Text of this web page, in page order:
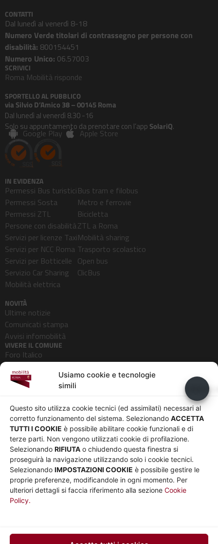
Usiamo cookie e tecnologie
simili
Questo sito utilizza cookie tecnici (ed assimilati) necessari al
corretto funzionamento del sistema. Selezionando ACCETTA
TUTTI I COOKIE è possibile abilitare cookie funzionali e di
terze parti. Non vengono utilizzati cookie di profilazione.
Selezionando RIFIUTA o chiudendo questa finestra si
proseguirà la navigazione utilizzando solo i cookie tecnici.
Selezionando IMPOSTAZIONI COOKIE è possibile gestire le
proprie preferenze, modificandole in ogni momento. Per
ulteriori dettagli si faccia riferimento alla sezione Cookie
Policy.
CONTATTI
Dal lunedì al venerdì 8-18
Numero Verde titolari di contrassegno per persone con
disabilità: 800154451
Numero Unico: 06.57003
SCRIVICI
Roma Mobilità risponde
SPORTELLO AL PUBBLICO
via Silvio D’Amico 38 – 00145 Roma
Dal lunedì al venerdì 8.30 -16
Solo su appuntamento da prenotare con l’app SolariQ.
Google Play Apple Store
IN EVIDENZA
Permessi Bus turistici
Permessi Sosta
Permessi ZTL
Persone con disabilità
Servizi per licenze Taxi
Servizi per NCC Roma
Servizi per Botticelle
Servizio Car Sharing
Mobilità elettrica
Bus tram e filobus
Metro e ferrovie
Bicicletta
ZTL a Roma
Mobilità sharing
Trasporto scolastico
Open bus
ClicBus
NOVITÀ
Ultime notizie
Comunicati stampa
Avvisi infomobilità
VIVERE IL COMUNE
Foro Italico
Pedonalizzazioni
Aeroporti
Chi siamo
Governance
Whistleblowing
Co-Marketing
Social media policy
Informativa Cookie
Informativa Sito web e
social media
Privacy
Parità di genere
Amministrazione
trasparente
Bandi e gare
Note legali
UTILITÀ
Car Sharing Roma
Usiamo